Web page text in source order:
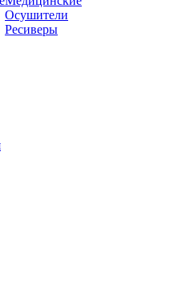
Осушители
Ресиверы